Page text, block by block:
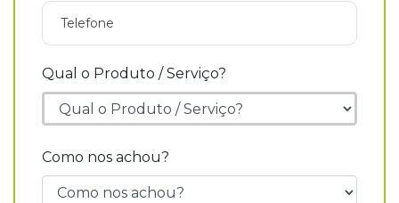
Qual o Produto / Serviço?
Como nos achou?